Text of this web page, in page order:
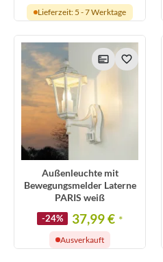
Lieferzeit: 5 - 7 Werktage
Außenleuchte mit
Bewegungsmelder Laterne
PARIS weiß
-24% 37,99 € *
Ausverkauft